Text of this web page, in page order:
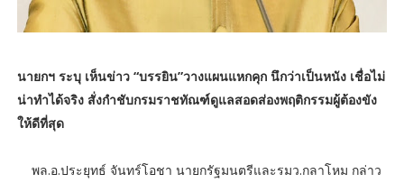
นายกฯ ระบุ เห็นข่าว “บรรยิน”วางแผนแหกคุก นึกว่าเป็นหนัง เชื่อไม่
น่าทำได้จริง สั่งกำชับกรมราชทัณฑ์ดูแลสอดส่องพฤติกรรมผู้ต้องขัง
ให้ดีที่สุด
พล.อ.ประยุทธ์ จันทร์โอชา นายกรัฐมนตรีและรมว.กลาโหม กล่าว